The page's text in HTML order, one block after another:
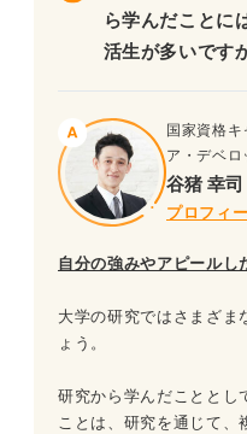
ら学んだことに
活生が多いです
国家資格
ア・デベロ
谷猪 幸司
プロフィ
自分の強みやアピールし
大学の研究ではさまざま
ょう。
研究から学んだこととし
ことは、研究を通じて、